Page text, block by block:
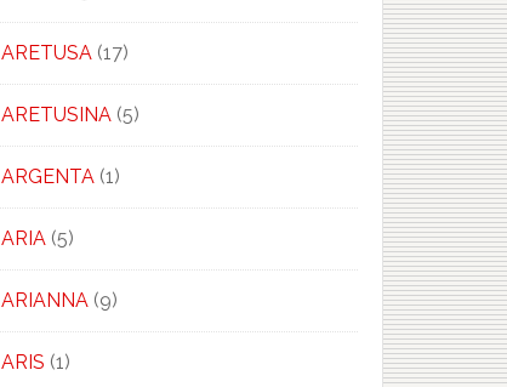
ARETUSA(17)
ARETUSINA(5)
ARGENTA(1)
ARIA(5)
ARIANNA(9)
ARIS(1)